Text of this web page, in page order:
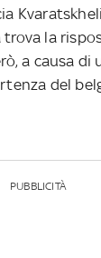
la
a causa di
del
PUBBLICITÀ